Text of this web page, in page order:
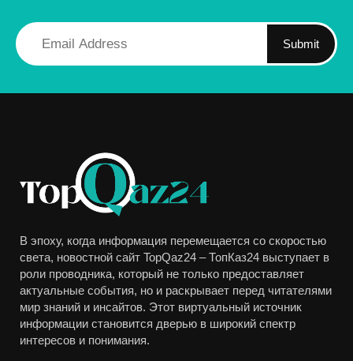
Submit
В эпоху, когда информация перемещается со скоростью
света, новостной сайт TopQaz24 – ТопКаз24 выступает в
роли проводника, который не только предоставляет
актуальные события, но и раскрывает перед читателями
мир знаний и инсайтов. Этот виртуальный источник
информации становится дверью в широкий спектр
интересов и понимания.